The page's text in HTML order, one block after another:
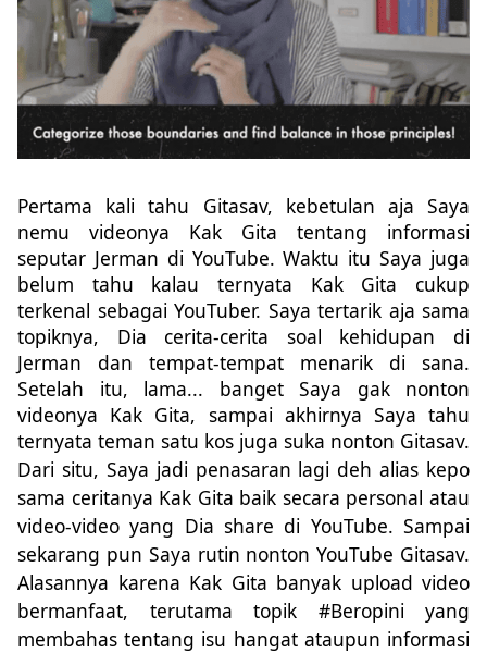
Pertama kali tahu Gitasav, kebetulan aja Saya
nemu videonya Kak Gita tentang informasi
seputar Jerman di YouTube. Waktu itu Saya juga
belum tahu kalau ternyata Kak Gita cukup
terkenal sebagai YouTuber. Saya tertarik aja sama
topiknya, Dia cerita-cerita soal kehidupan di
Jerman dan tempat-tempat menarik di sana.
Setelah itu, lama... banget Saya gak nonton
videonya Kak Gita, sampai akhirnya Saya tahu
ternyata teman satu kos juga suka nonton Gitasav.
Dari situ, Saya jadi penasaran lagi deh alias kepo
sama ceritanya Kak Gita baik secara personal atau
video-video yang Dia share di YouTube. Sampai
sekarang pun Saya rutin nonton YouTube Gitasav.
Alasannya karena Kak Gita banyak upload video
bermanfaat, terutama topik #Beropini yang
membahas tentang isu hangat ataupun informasi